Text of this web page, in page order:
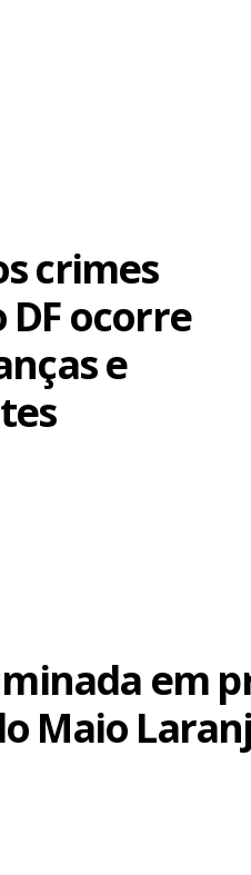
crimes
DF ocorre
e
em
Maio